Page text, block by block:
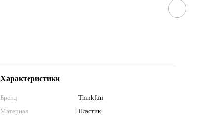
Характеристики
Бренд
Thinkfun
Материал
Пластик